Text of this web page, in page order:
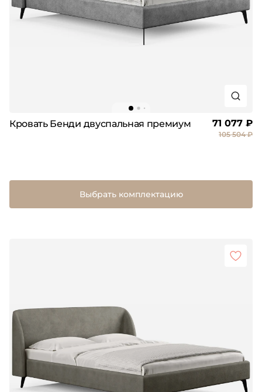
Кровать Бенди двуспальная премиум 71 077 ₽
105 504 ₽
Выбрать комплектацию